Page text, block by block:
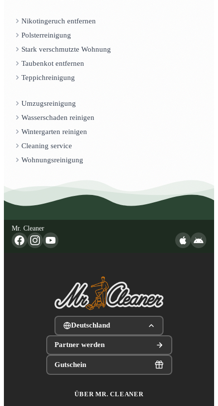
Nikotingeruch entfernen
Polsterreinigung
Stark verschmutzte Wohnung
Taubenkot entfernen
Teppichreinigung
Umzugsreinigung
Wasserschaden reinigen
Wintergarten reinigen
Cleaning service
Wohnungsreinigung
Mr. Cleaner
Deutschland
Partner werden
Gutschein
ÜBER MR. CLEANER